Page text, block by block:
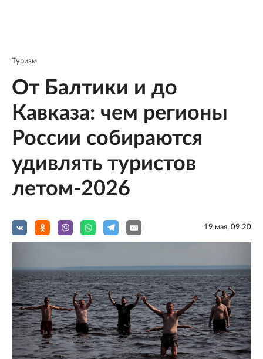
Туризм
От Балтики и до
Кавказа: чем регионы
России собираются
удивлять туристов
летом-2026
19 мая, 09:20